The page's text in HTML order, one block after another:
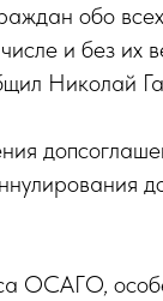
обо
и без их
Николай
ОСАГО,